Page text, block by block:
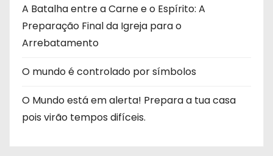
A Batalha entre a Carne e o Espírito: A
Preparação Final da Igreja para o
Arrebatamento
O mundo é controlado por símbolos
O Mundo está em alerta! Prepara a tua casa
pois virão tempos difíceis.